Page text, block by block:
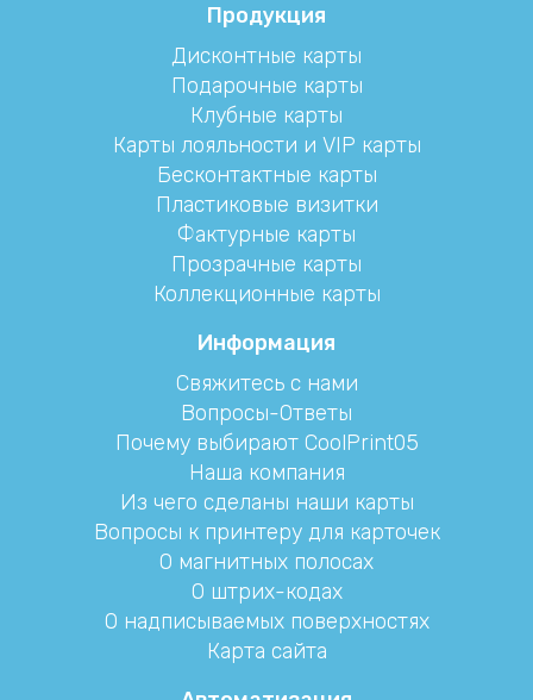
Продукция
Дисконтные карты
Подарочные карты
Клубные карты
Карты лояльности и VIP карты
Бесконтактные карты
Пластиковые визитки
Фактурные карты
Прозрачные карты
Коллекционные карты
Информация
Свяжитесь с нами
Вопросы-Ответы
Почему выбирают CoolPrint05
Наша компания
Из чего сделаны наши карты
Вопросы к принтеру для карточек
О магнитных полосах
О штрих-кодах
О надписываемых поверхностях
Карта сайта